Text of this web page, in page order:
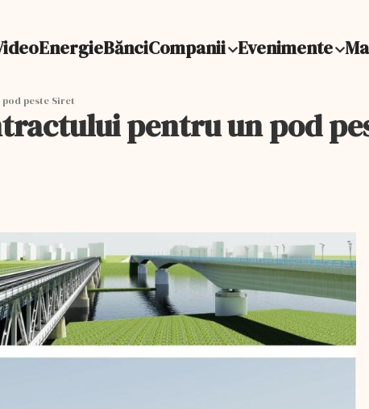
EnergieBănciCompanii Evenimente
peste Siret
pentru un pod